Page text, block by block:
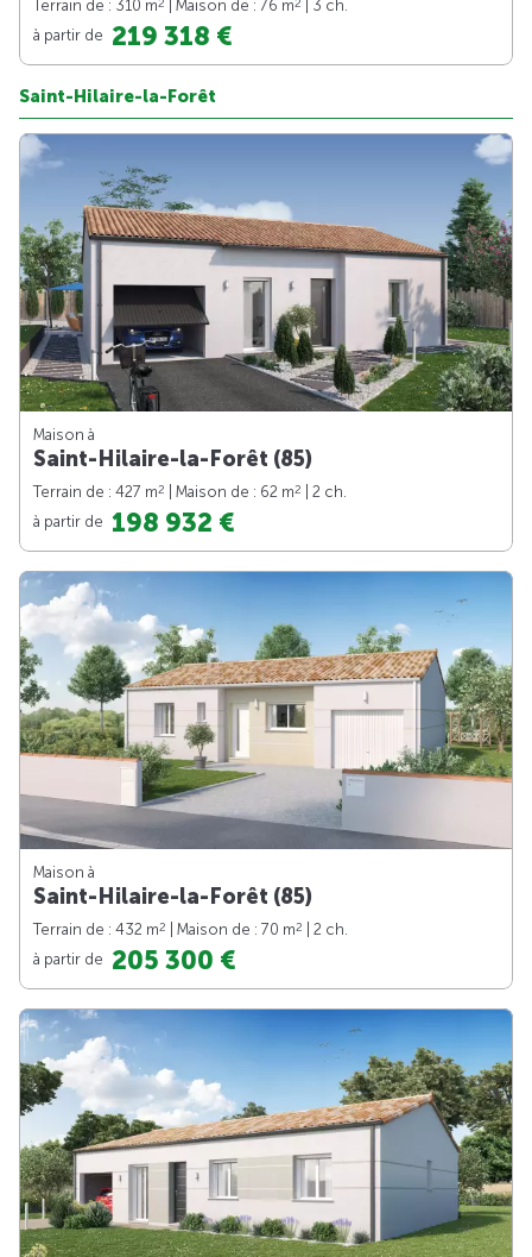
Terrain de : 310 m2 | Maison de : 76 m2
| 3 ch.
à partir de 219 318 €
Saint-Hilaire-la-Forêt
Maison à
Saint-Hilaire-la-Forêt (85)
Terrain de : 427 m2 | Maison de : 62 m2
| 2 ch.
à partir de 198 932 €
Maison à
Saint-Hilaire-la-Forêt (85)
Terrain de : 432 m2 | Maison de : 70 m2
| 2 ch.
à partir de 205 300 €